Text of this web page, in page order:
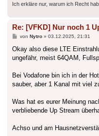
Ich erkläre nur, warum ich Recht
Re: [VFKD] Nur noch 1
Beitrag
von Nytro» 03.12.2025, 21:31
Okay also diese LTE
ungefähr, meist 64QAM,
Bei Vodafone bin ich in der
sauber, aber 1 Kanal mit viel
Was hat es eurer Meinung
verbliebende Up Stream
Achso und am